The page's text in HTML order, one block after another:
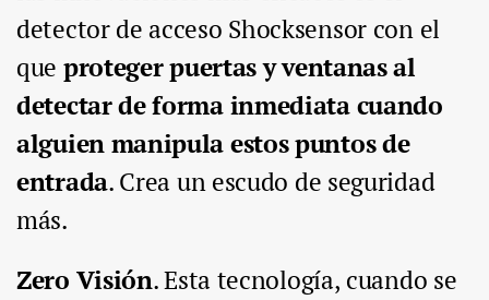
detector de acceso Shocksensor con el
que proteger puertas y ventanas al
detectar de forma inmediata cuando
alguien manipula estos puntos de
entrada. Crea un escudo de seguridad
más.
Zero Visión. Esta tecnología, cuando se